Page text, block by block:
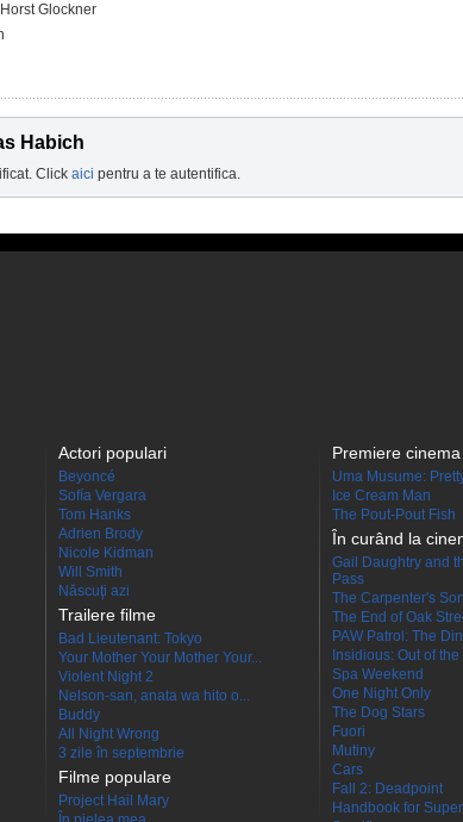
Glockner
Habich
Click aici pentru a te autentifica.
Actori populari
Beyoncé
Sofía Vergara
Tom Hanks
Adrien Brody
Nicole Kidman
Will Smith
Născuţi azi
Trailere filme
Bad Lieutenant: Tokyo
Your Mother Your Mother Your...
Violent Night 2
Nelson-san, anata wa hito o...
Buddy
All Night Wrong
3 zile în septembrie
Filme populare
Project Hail Mary
Premiere cinema
Uma Musume:
Ice Cream Man
The Pout-Pout Fish
În curând la
Gail Daughtry and
Pass
The Carpenter's Son
The End of Oak
PAW Patrol: The
Insidious: Out of
Spa Weekend
One Night Only
The Dog Stars
Fuori
Mutiny
Cars
Fall 2: Deadpoint
Handbook for